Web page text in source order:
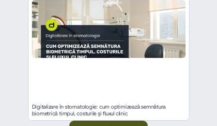
Digitalizare în stomatologie: cum optimizează semnătura
biometrică timpul, costurile și fluxul clinic